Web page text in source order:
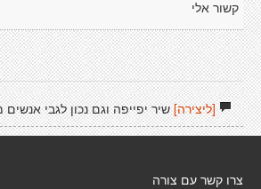
קשור אלי
[ליצירה]שיר יפייפה וגם נכון לגבי אנשים
צרו קשר עם צורה